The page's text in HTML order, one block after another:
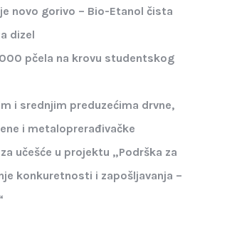
novo gorivo – Bio-Etanol čista
dizel
pčela na krovu studentskog
i srednjim preduzećima drvne,
i metaloprerađivačke
učešće u projektu „Podrška za
konkuretnosti i zapošljavanja –